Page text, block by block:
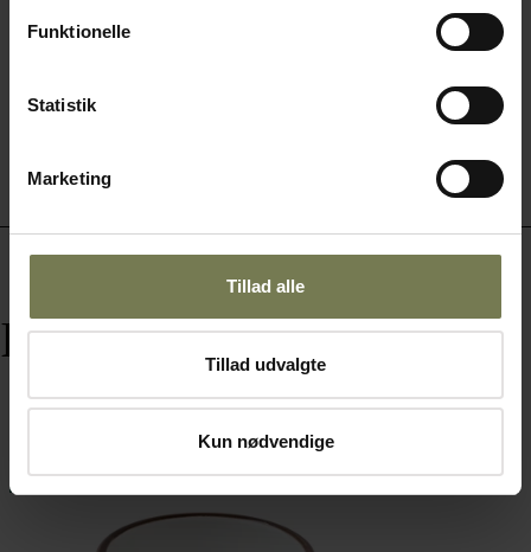
Funktionelle
Statistik
Marketing
Tillad alle
Tillad udvalgte
Kun nødvendige
Relaterede varer
Omtanke